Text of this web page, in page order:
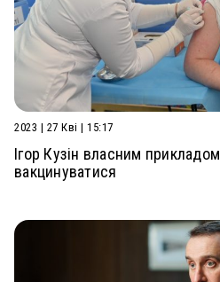
2023 | 27 Кві | 15:17
Ігор Кузін власним
вакцинуватися